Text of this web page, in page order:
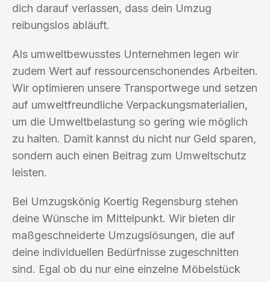
dich darauf verlassen, dass dein Umzug
reibungslos abläuft.
Als umweltbewusstes Unternehmen legen wir
zudem Wert auf ressourcenschonendes Arbeiten.
Wir optimieren unsere Transportwege und setzen
auf umweltfreundliche Verpackungsmaterialien,
um die Umweltbelastung so gering wie möglich
zu halten. Damit kannst du nicht nur Geld sparen,
sondern auch einen Beitrag zum Umweltschutz
leisten.
Bei Umzugskönig Koertig Regensburg stehen
deine Wünsche im Mittelpunkt. Wir bieten dir
maßgeschneiderte Umzugslösungen, die auf
deine individuellen Bedürfnisse zugeschnitten
sind. Egal ob du nur eine einzelne Möbelstück